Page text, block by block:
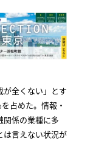
全くない」とす
占めた。情報・
関係の業種に多
は言えない状況が